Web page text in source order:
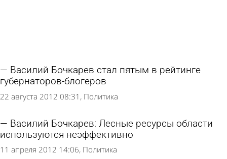
Василий Бочкарев стал пятым в рейтинге
губернаторов-блогеров
22 августа 2012 08:31 Политика
Василий Бочкарев: Лесные ресурсы области
используются неэффективно
11 апреля 2012 14:06 Политика